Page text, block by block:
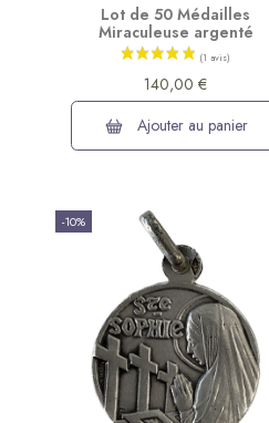
Lot de 50 Médailles
Miraculeuse argenté
140,00 €
Ajouter au panier
-10%